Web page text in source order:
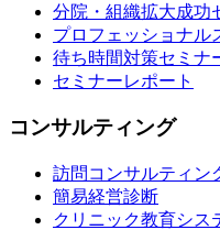
分院・組織拡大成功
プロフェッショナル
待ち時間対策セミナ
セミナーレポート
コンサルティング
訪問コンサルティン
簡易経営診断
クリニック教育シス